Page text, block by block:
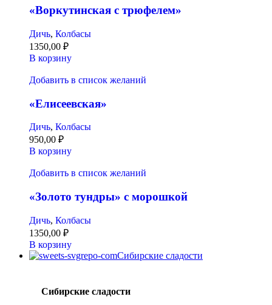
«Воркутинская с трюфелем»
Дичь, Колбасы
1350,00 ₽
В корзину
Добавить в список желаний
«Елисеевская»
Дичь, Колбасы
950,00 ₽
В корзину
Добавить в список желаний
«Золото тундры» с морошкой
Дичь, Колбасы
1350,00 ₽
В корзину
Сибирские сладости
Сибирские сладости